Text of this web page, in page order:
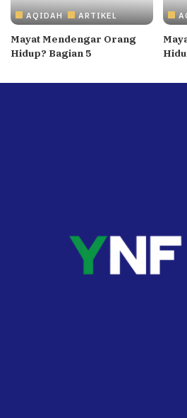
AQIDAH ARTIKEL
Mayat Mendengar Orang
Hidup? Bagian 5